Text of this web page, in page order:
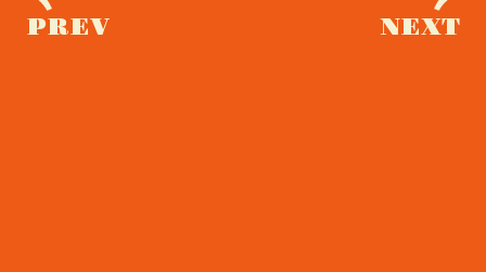
PREV NEXT